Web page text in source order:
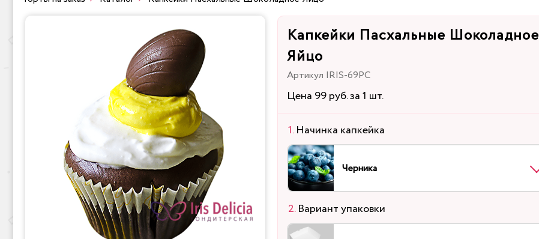
Капкейки Пасхальные Шоколадное
Яйцо
Артикул IRIS-69PC
Цена 99 руб. за 1 шт.
Начинка капкейка
Черника
Вариант упаковки